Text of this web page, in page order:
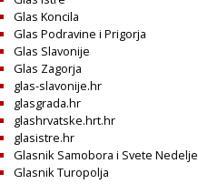
Glas Koncila
Glas Podravine i Prigorja
Glas Slavonije
Glas Zagorja
glas-slavonije.hr
glasgrada.hr
glashrvatske.hrt.hr
glasistre.hr
Glasnik Samobora i Svete Nedelje
Glasnik Turopolja